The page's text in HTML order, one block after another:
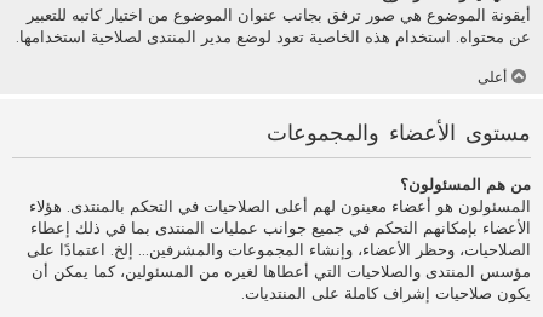
أيقونة الموضوع هي صور ترفق بجانب عنوان الموضوع من اختيار كاتبه للتعبير
عن محتواه. استخدام هذه الخاصية تعود لوضع مدير المنتدى لصلاحية استخدامها.
أعلى
مستوى الأعضاء والمجموعات
من هم المسئولون؟
المسئولون هو أعضاء معينون لهم أعلى الصلاحيات في التحكم بالمنتدى. هؤلاء
الأعضاء بإمكانهم التحكم في جميع جوانب عمليات المنتدى بما في ذلك إعطاء
الصلاحيات، وحظر الأعضاء، وإنشاء المجموعات والمشرفين... إلخ. اعتمادًا على
مؤسس المنتدى والصلاحيات التي أعطاها لغيره من المسئولين، كما يمكن أن
يكون صلاحيات إشراف كاملة على المنتديات.